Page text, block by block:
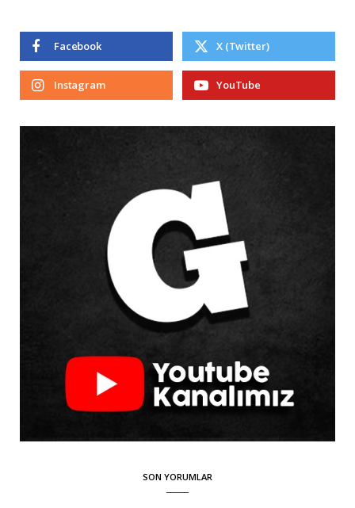
Facebook X (Twitter)
Instagram YouTube
SON YORUMLAR